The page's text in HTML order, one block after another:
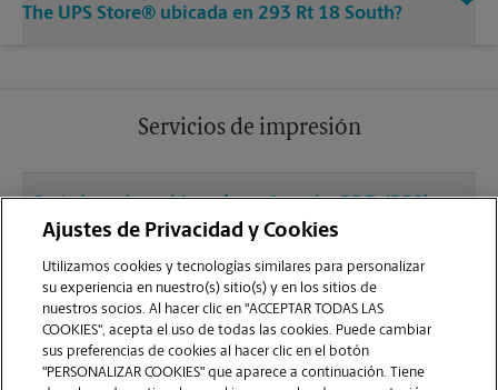
The UPS Store® ubicada en 293 Rt 18 South?
Servicios de impresión
¿Qué clase de archivos (por ejemplo, PDF, JPEG)
debo usar para enviar a imprimir documentos en
¿Puedo terminar un trabajo de impresión
(laminado, encuadernado o engrapado) en la
sucursal ubicada en 293 Rt 18 South?
Ajustes de Privacidad y Cookies
Utilizamos cookies y tecnologías similares para personalizar
su experiencia en nuestro(s) sitio(s) y en los sitios de
nuestros socios. Al hacer clic en "ACCEPTAR TODAS LAS
COOKIES", acepta el uso de todas las cookies. Puede cambiar
sus preferencias de cookies al hacer clic en el botón
"PERSONALIZAR COOKIES" que aparece a continuación. Tiene